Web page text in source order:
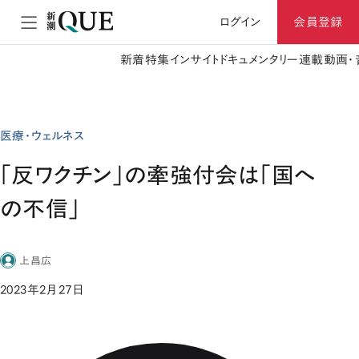
ログイン 会員登録
新着特集 インサイト ドキュメンタリー 連載動画
医療・ウェルネス
「反ワクチン」の牽強付会は「国へ
の不信」
上昌広
2023年2月27日